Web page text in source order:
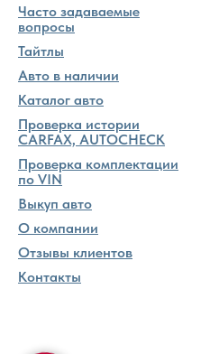
Часто задаваемые
вопросы
Тайтлы
Авто в наличии
Каталог авто
Проверка истории
CARFAX, AUTOCHECK
Проверка комплектации
по VIN
Выкуп авто
О компании
Отзывы клиентов
Контакты